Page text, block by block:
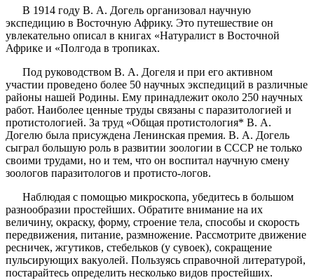
В 1914 году В. А. Догель организовал научную
экспедицию в Восточную Африку. Это путешествие он
увлекательно описал в книгах «Натуралист в Восточной
Африке и «Полгода в тропиках.
Под руководством В. А. Догеля и при его активном
участии проведено более 50 научных экспедиций в различные
районы нашей Родины. Ему принадлежит около 250 научных
работ. Наиболее ценные труды связаны с паразитологией и
протистологией. За труд «Общая протистология* В. А.
Догелю была присуждена Ленинская премия. В. А. Догель
сыграл большую роль в развитии зоологии в СССР не только
своими трудами, но и тем, что он воспитал научную смену
зоологов паразитологов и протисто-логов.
Наблюдая с помощью микроскопа, убедитесь в большом
разнообразии простейших. Обратите внимание на их
величину, окраску, форму, строение тела, способы и скорость
передвижения, питание, размножение. Рассмотрите движение
ресничек, жгутиков, стебельков (у сувоек), сокращение
пульсирующих вакуолей. Пользуясь справочной литературой,
постарайтесь определить несколько видов простейших.